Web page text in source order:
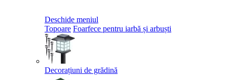
Deschide meniul
Topoare Foarfece pentru iarbă și arbuști
Decorațiuni de grădină